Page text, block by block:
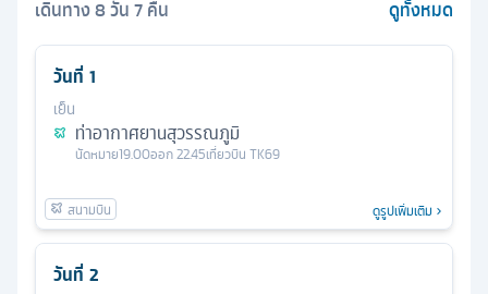
เดินทาง8วัน7คืน ดูทั้งหมด
วันที่ 1
เย็น
ท่าอากาศยานสุวรรณภูมิ
นัดหมาย19.00ออก22.45เที่ยวบิน TK69
ดูรูปเพิ่มเติม
วันที่ 2